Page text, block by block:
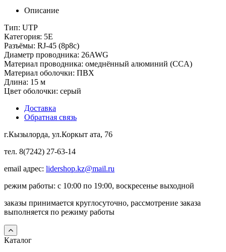
Описание
Тип: UTP
Категория: 5E
Разъёмы: RJ-45 (8p8c)
Диаметр проводника: 26AWG
Материал проводника: омеднённый алюминий (CCA)
Материал оболочки: ПВХ
Длина: 15 м
Цвет оболочки: серый
Доставка
Обратная связь
г.Кызылорда, ул.Коркыт ата, 76
тел. 8(7242) 27-63-14
email адрес: lidershop.kz@mail.ru
режим работы: с 10:00 по 19:00, воскресенье выходной
заказы принимается круглосуточно, рассмотрение заказа
выполняется по режиму работы
Каталог